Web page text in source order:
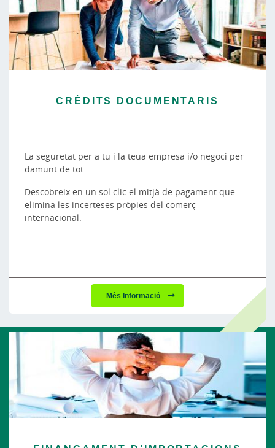
CRÈDITS DOCUMENTARIS
La seguretat per a tu i la teua empresa i/o negoci per
damunt de tot.
Descobreix en un sol clic el mitjà de pagament que
elimina les incerteses pròpies del comerç
internacional.
Més Informació